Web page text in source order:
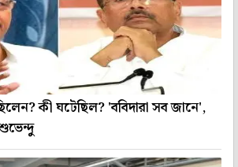
কী ঘটেছিল? 'ববিদারা সব জানে',